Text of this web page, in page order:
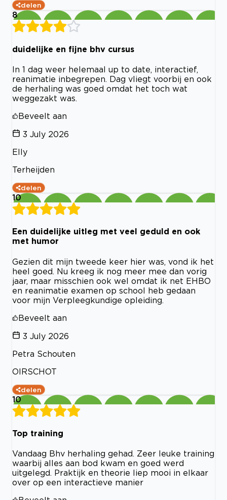
delen
8
duidelijke en fijne bhv cursus
In 1 dag weer helemaal up to date, interactief,
reanimatie inbegrepen. Dag vliegt voorbij en ook
de herhaling was goed omdat het toch wat
weggezakt was.
Beveelt aan
3 July 2026
Elly
Terheijden
delen
10
Een duidelijke uitleg met veel geduld en ook
met humor
Gezien dit mijn tweede keer hier was, vond ik het
heel goed. Nu kreeg ik nog meer mee dan vorig
jaar, maar misschien ook wel omdat ik net EHBO
en reanimatie examen op school heb gedaan
voor mijn Verpleegkundige opleiding.
Beveelt aan
3 July 2026
Petra Schouten
OIRSCHOT
delen
10
Top training
Vandaag Bhv herhaling gehad. Zeer leuke training
waarbij alles aan bod kwam en goed werd
uitgelegd. Praktijk en theorie liep mooi in elkaar
over op een interactieve manier